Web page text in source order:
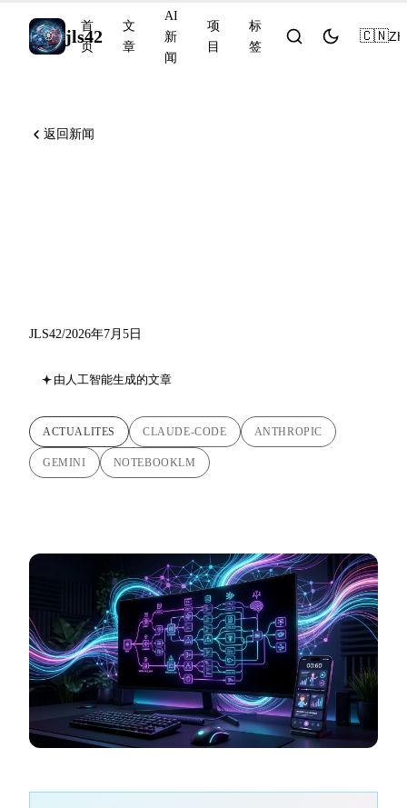
jls42
首
页
文
章
AI
新
闻
项
目
标
签
🇨🇳ZH
返回新闻
JLS42/2026年7月5日
由人工智能生成的文章
ACTUALITES CLAUDE-CODE ANTHROPIC
GEMINI NOTEBOOKLM